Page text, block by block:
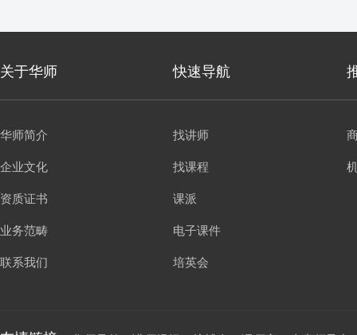
关于华师 快速导航
华师简介
企业文化
资质证书
业务范畴
联系我们
找讲师
找课程
课派
电子课件
培英会